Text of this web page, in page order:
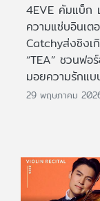
4EVE คัมแบ็ก
ความแซ่บอินเต
Catchyส่งซิงเ
“TEA” ชวนฟอร์
มอยความรักแ
29 พฤษภาคม